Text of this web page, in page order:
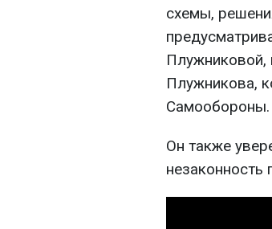
схемы,
Плужниковой,
Плужникова,
Самообороны.
Он также
незаконность